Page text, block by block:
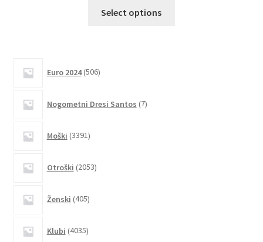
Select options
Euro 2024 506izdelkov
Nogometni Dresi Santos 7izdelkov
Moški 3391izdelkov
Otroški 2053izdelkov
Ženski 405izdelkov
Klubi 4035izdelkov